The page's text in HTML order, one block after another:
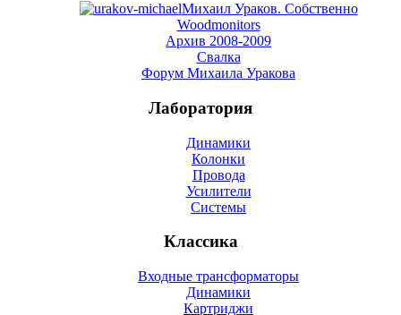
Михаил Ураков. Собственно
Woodmonitors
Архив 2008-2009
Свалка
Форум Михаила Уракова
Лаборатория
Динамики
Колонки
Провода
Усилители
Системы
Классика
Входные трансформаторы
Динамики
Картриджи